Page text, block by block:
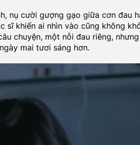
nụ cười gượng gạo giữa cơn đau
khiến ai nhìn vào cũng không
chuyện, một nỗi đau riêng,
mai tươi sáng hơn.